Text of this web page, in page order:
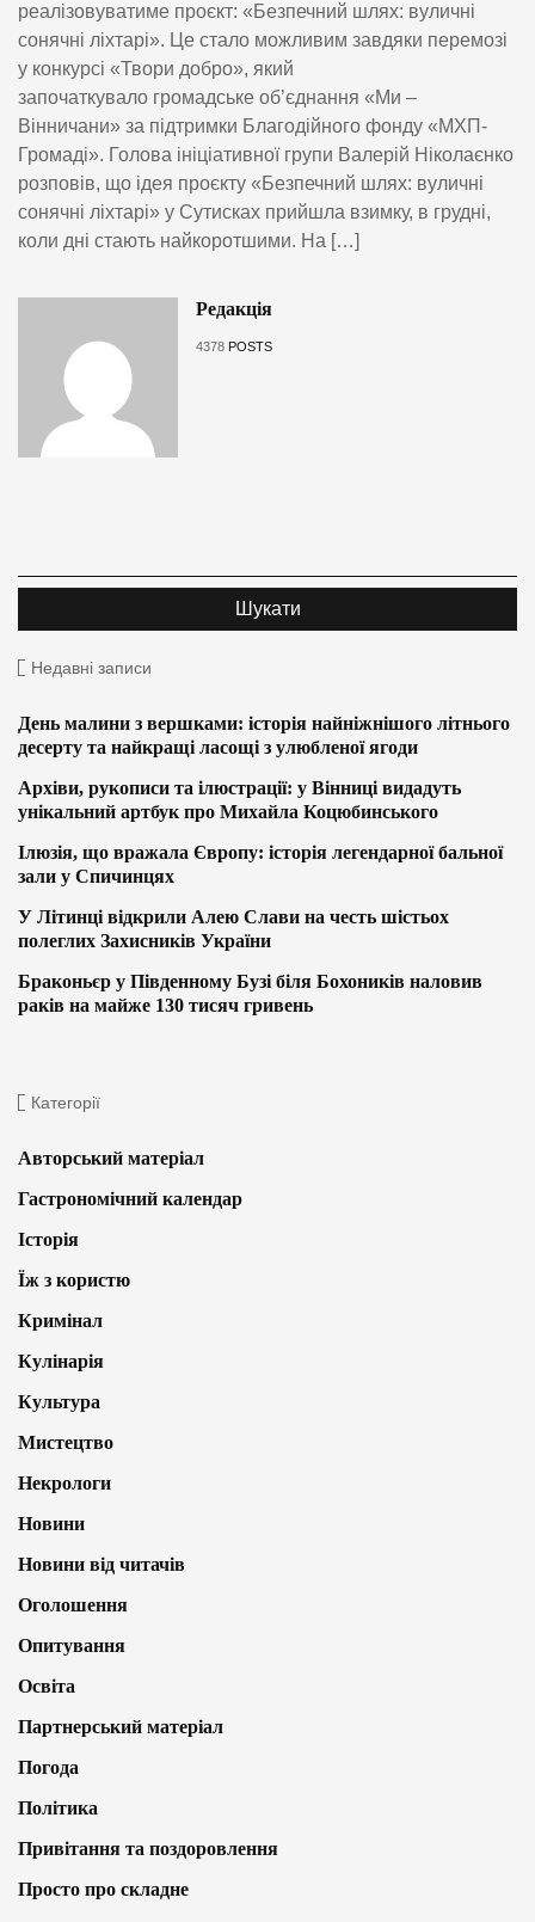
реалізовуватиме проєкт: «Безпечний шлях: вуличні
сонячні ліхтарі». Це стало можливим завдяки перемозі
у конкурсі «Твори добро», який
започаткувало громадське об’єднання «Ми –
Вінничани» за підтримки Благодійного фонду «МХП-
Громаді». Голова ініціативної групи Валерій Ніколаєнко
розповів, що ідея проєкту «Безпечний шлях: вуличні
сонячні ліхтарі» у Сутисках прийшла взимку, в грудні,
коли дні стають найкоротшими. На […]
Редакція
4378 POSTS
Недавні записи
День малини з вершками: історія найніжнішого літнього
десерту та найкращі ласощі з улюбленої ягоди
Архіви, рукописи та ілюстрації: у Вінниці видадуть
унікальний артбук про Михайла Коцюбинського
Ілюзія, що вражала Європу: історія легендарної бальної
зали у Спичинцях
У Літинці відкрили Алею Слави на честь шістьох
полеглих Захисників України
Браконьєр у Південному Бузі біля Бохоників наловив
раків на майже 130 тисяч гривень
Категорії
Авторський матеріал
Гастрономічний календар
Історія
Їж з користю
Кримінал
Кулінарія
Культура
Мистецтво
Некрологи
Новини
Новини від читачів
Оголошення
Опитування
Освіта
Партнерський матеріал
Погода
Політика
Привітання та поздоровлення
Просто про складне